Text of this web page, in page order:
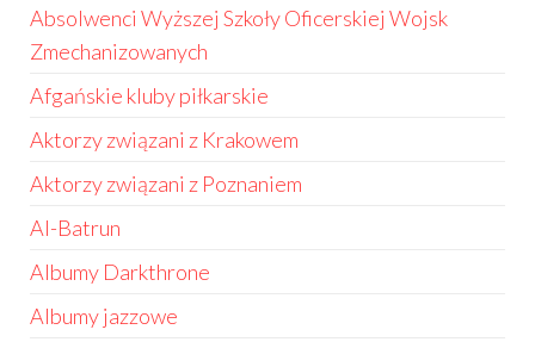
Absolwenci Wyższej Szkoły Oficerskiej Wojsk
Zmechanizowanych
Afgańskie kluby piłkarskie
Aktorzy związani z Krakowem
Aktorzy związani z Poznaniem
Al-Batrun
Albumy Darkthrone
Albumy jazzowe